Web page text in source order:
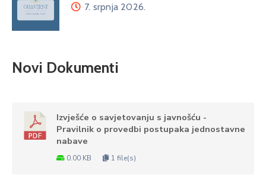
7. srpnja 2026.
Novi Dokumenti
Izvješće o savjetovanju s javnošću -
Pravilnik o provedbi postupaka jednostavne
nabave
0.00 KB 1 file(s)